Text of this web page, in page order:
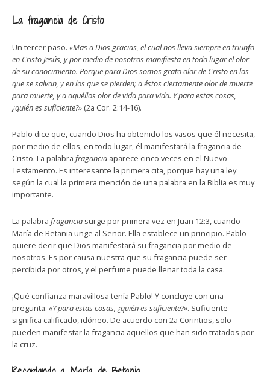
La fragancia de Cristo
Un tercer paso. «Mas a Dios gracias, el cual nos lleva siempre en triunfo
en Cristo Jesús, y por medio de nosotros manifiesta en todo lugar el olor
de su conocimiento. Porque para Dios somos grato olor de Cristo en los
que se salvan, y en los que se pierden; a éstos ciertamente olor de muerte
para muerte, y a aquéllos olor de vida para vida. Y para estas cosas,
¿quién es suficiente?» (2a Cor. 2:14-16).
Pablo dice que, cuando Dios ha obtenido los vasos que él necesita,
por medio de ellos, en todo lugar, él manifestará la fragancia de
Cristo. La palabra fragancia aparece cinco veces en el Nuevo
Testamento. Es interesante la primera cita, porque hay una ley
según la cual la primera mención de una palabra en la Biblia es muy
importante.
La palabra fragancia surge por primera vez en Juan 12:3, cuando
María de Betania unge al Señor. Ella establece un principio. Pablo
quiere decir que Dios manifestará su fragancia por medio de
nosotros. Es por causa nuestra que su fragancia puede ser
percibida por otros, y el perfume puede llenar toda la casa.
¡Qué confianza maravillosa tenía Pablo! Y concluye con una
pregunta: «Y para estas cosas, ¿quién es suficiente?». Suficiente
significa calificado, idóneo. De acuerdo con 2a Corintios, solo
pueden manifestar la fragancia aquellos que han sido tratados por
la cruz.